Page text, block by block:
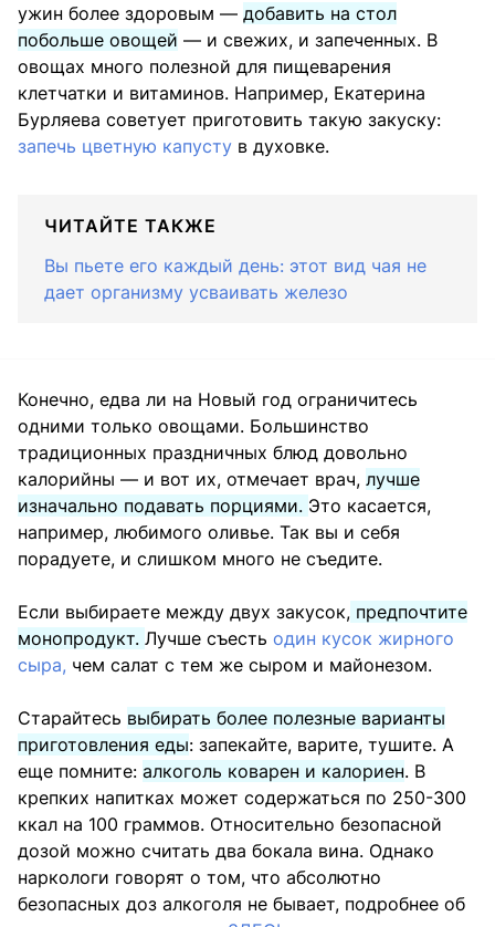
ужин более здоровым — добавить на стол
побольше овощей — и свежих, и запеченных. В
овощах много полезной для пищеварения
клетчатки и витаминов. Например, Екатерина
Бурляева советует приготовить такую закуску:
запечь цветную капусту в духовке.
ЧИТАЙТЕ ТАКЖЕ
Вы пьете его каждый день: этот вид чая не
дает организму усваивать железо
Конечно, едва ли на Новый год ограничитесь
одними только овощами. Большинство
традиционных праздничных блюд довольно
калорийны — и вот их, отмечает врач, лучше
изначально подавать порциями. Это касается,
например, любимого оливье. Так вы и себя
порадуете, и слишком много не съедите.
Если выбираете между двух закусок, предпочтите
монопродукт. Лучше съесть один кусок жирного
сыра, чем салат с тем же сыром и майонезом.
Старайтесь выбирать более полезные варианты
приготовления еды: запекайте, варите, тушите. А
еще помните: алкоголь коварен и калориен. В
крепких напитках может содержаться по 250-300
ккал на 100 граммов. Относительно безопасной
дозой можно считать два бокала вина. Однако
наркологи говорят о том, что абсолютно
безопасных доз алкоголя не бывает, подробнее об